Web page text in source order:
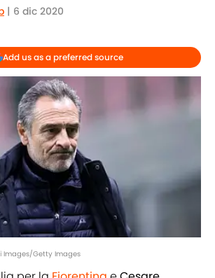
| 6 dic 2020
Add us as a preferred source
Images/Getty Images